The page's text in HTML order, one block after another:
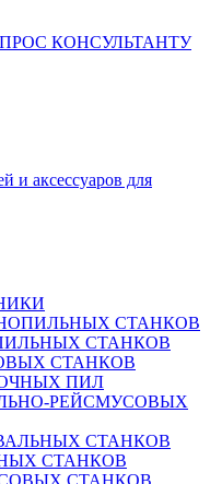
ЗАПРОС КОНСУЛЬТАНТУ
СТАНКОВ
СТАНКОВ
СТАНКОВ
ПИЛ
РЕЙСМУСОВЫХ
СТАНКОВ
СТАНКОВ